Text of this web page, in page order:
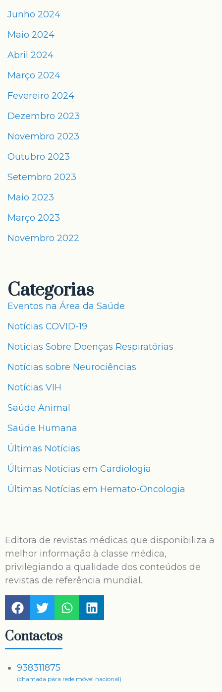
Junho 2024
Maio 2024
Abril 2024
Março 2024
Fevereiro 2024
Dezembro 2023
Novembro 2023
Outubro 2023
Setembro 2023
Maio 2023
Março 2023
Novembro 2022
Categorias
Eventos na Área da Saúde
Notícias COVID-19
Notícias Sobre Doenças Respiratórias
Notícias sobre Neurociências
Notícias VIH
Saúde Animal
Saúde Humana
Últimas Notícias
Últimas Notícias em Cardiologia
Últimas Notícias em Hemato-Oncologia
Editora de revistas médicas que disponibiliza a
melhor informação à classe médica,
privilegiando a qualidade dos conteúdos de
revistas de referência mundial.
Contactos
938311875
(chamada para rede móvel nacional)